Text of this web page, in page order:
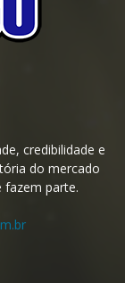
credibilidade e
do mercado
fazem parte.